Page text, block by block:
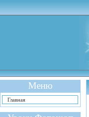
Меню
Главная